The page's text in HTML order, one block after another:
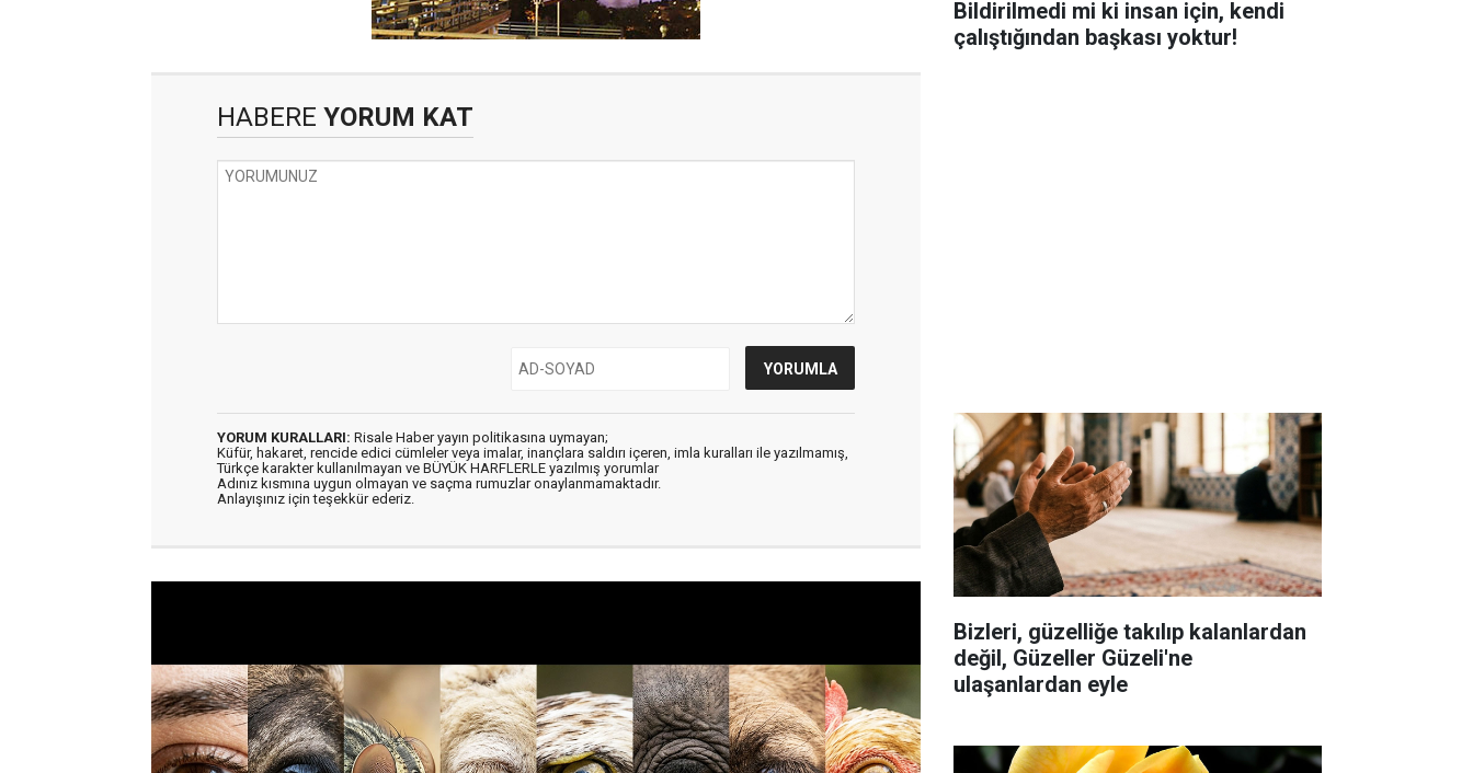
HABERE YORUM KAT
YORUM KURALLARI: Risale Haber yayın politikasına uymayan;
Küfür, hakaret, rencide edici cümleler veya imalar, inançlara saldırı içeren, imla kuralları ile yazılmamış,
Türkçe karakter kullanılmayan ve BÜYÜK HARFLERLE yazılmış yorumlar
Adınız kısmına uygun olmayan ve saçma rumuzlar onaylanmamaktadır.
Anlayışınız için teşekkür ederiz.
Bildirilmedi mi ki insan için, kendi
çalıştığından başkası yoktur!
Bizleri, güzelliğe takılıp kalanlardan
değil, Güzeller Güzeli'ne
ulaşanlardan eyle